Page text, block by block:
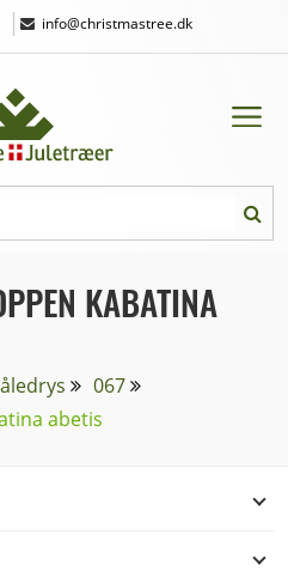
| info@christmastree.dk
KABATINA
067
abetis